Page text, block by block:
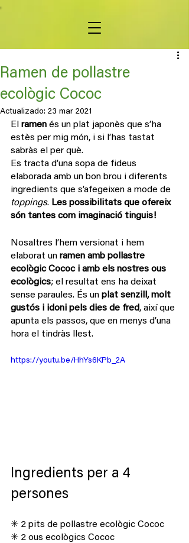
Ramen de pollastre
ecològic Cococ
Actualizado: 23 mar 2021
El ramen és un plat japonès que s’ha
estès per mig món, i si l’has tastat
sabràs el per què.
Es tracta d’una sopa de fideus
elaborada amb un bon brou i diferents
ingredients que s’afegeixen a mode de
toppings. Les possibilitats que ofereix
són tantes com imaginació tinguis!
Nosaltres l’hem versionat i hem
elaborat un ramen amb pollastre
ecològic Cococ i amb els nostres ous
ecològics; el resultat ens ha deixat
sense paraules. És un plat senzill, molt
gustós i idoni pels dies de fred, així que
apunta els passos, que en menys d’una
hora el tindràs llest.
https://youtu.be/HhYs6KPb_2A
Ingredients per a 4
persones
✳ 2 pits de pollastre ecològic Cococ
✳ 2 ous ecològics Cococ